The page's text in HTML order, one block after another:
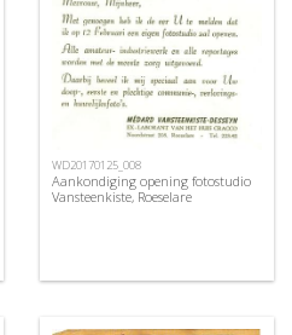
WD20170125_008
Aankondiging opening fotostudio
Vansteenkiste, Roeselare